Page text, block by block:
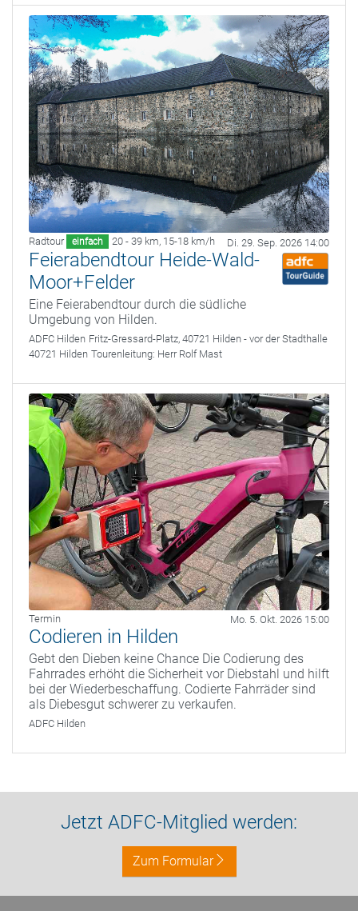
Radtour einfach 20 - 39 km, 15-18 km/h Di. 29. Sep. 2026 14:00
Feierabendtour Heide-Wald-
Moor+Felder
Eine Feierabendtour durch die südliche
Umgebung von Hilden.
ADFC Hilden Fritz-Gressard-Platz, 40721 Hilden - vor der Stadthalle
40721 Hilden Tourenleitung: Herr Rolf Mast
Termin Mo. 5. Okt. 2026 15:00
Codieren in Hilden
Gebt den Dieben keine Chance Die Codierung des
Fahrrades erhöht die Sicherheit vor Diebstahl und hilft
bei der Wiederbeschaffung. Codierte Fahrräder sind
als Diebesgut schwerer zu verkaufen.
ADFC Hilden
Jetzt ADFC-Mitglied werden:
Zum Formular